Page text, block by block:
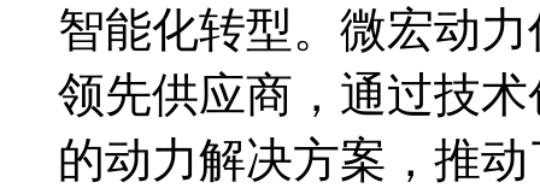
智能化转型。微宏动
领先供应商，通过技
的动力解决方案，推